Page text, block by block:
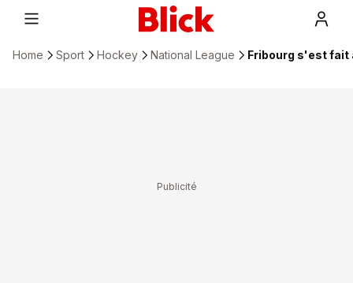
Home Sport Hockey National League Fribourg s'est fait